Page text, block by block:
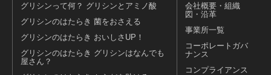
グリシンって何？ グリシンとアミノ酸
グリシンのはたらき 菌をおさえる
グリシンのはたらき おいしさUP！
グリシンのはたらき グリシンはなんでも
屋さん？
会社概要・組織
図・沿革
事業所一覧
コーポレートガバ
ナンス
コンプライアンス